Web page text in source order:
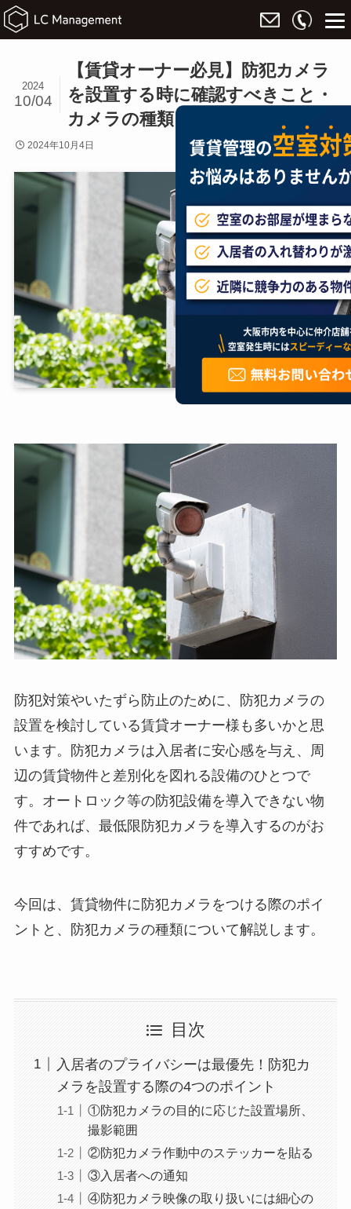
【賃貸オーナー必見】防犯カメラ
を設置する時に確認すべきこと・
カメラの種類とは
2024
10/04
2024年10月4日
防犯対策やいたずら防止のために、防犯カメラの
設置を検討している賃貸オーナー様も多いかと思
います。防犯カメラは入居者に安心感を与え、周
辺の賃貸物件と差別化を図れる設備のひとつで
す。オートロック等の防犯設備を導入できない物
件であれば、最低限防犯カメラを導入するのがお
すすめです。
今回は、賃貸物件に防犯カメラをつける際のポイ
ントと、防犯カメラの種類について解説します。
目次
入居者のプライバシーは最優先！防犯カ
メラを設置する際の4つのポイント
①防犯カメラの目的に応じた設置場所、
撮影範囲
②防犯カメラ作動中のステッカーを貼る
③入居者への通知
④防犯カメラ映像の取り扱いには細心の